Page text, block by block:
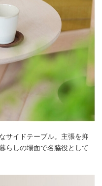
サイドテーブル。主張を抑
らしの場面で名脇役として